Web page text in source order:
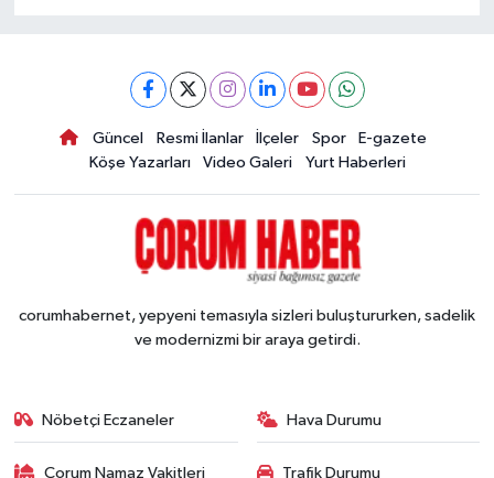
Güncel Resmi İlanlar İlçeler Spor
E-gazete
Köşe Yazarları
Video Galeri Yurt Haberleri
corumhabernet, yepyeni temasıyla sizleri buluştururken, sadelik
ve modernizmi bir araya getirdi.
Nöbetçi Eczaneler Hava Durumu
Çorum Namaz Vakitleri Trafik Durumu